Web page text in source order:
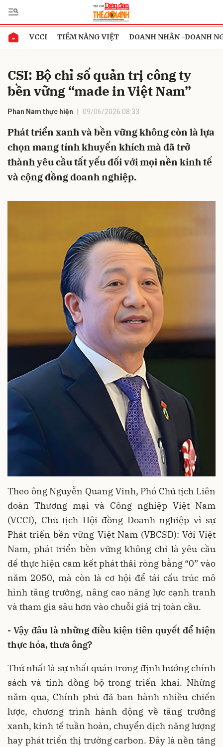
VCCI TIỀM NĂNG VIỆT DOANH NHÂN -DOANH
CSI: Bộ chỉ số quản trị công ty
bền vững “made in Việt Nam”
Phan Nam thực hiện 09/06/2026 08:33
Phát triển xanh và bền vững không còn là lựa
chọn mang tính khuyến khích mà đã trở
thành yêu cầu tất yếu đối với mọi nền kinh tế
và cộng đồng doanh nghiệp.
Theo ông Nguyễn Quang Vinh, Phó Chủ tịch Liên
đoàn Thương mại và Công nghiệp Việt Nam
(VCCI), Chủ tịch Hội đồng Doanh nghiệp vì sự
Phát triển bền vững Việt Nam (VBCSD): Với Việt
Nam, phát triển bền vững không chỉ là yêu cầu
để thực hiện cam kết phát thải ròng bằng “0” vào
năm 2050, mà còn là cơ hội để tái cấu trúc mô
hình tăng trưởng, nâng cao năng lực cạnh tranh
và tham gia sâu hơn vào chuỗi giá trị toàn cầu.
- Vậy đâu là những điều kiện tiên quyết để hiện
thực hóa, thưa ông?
Thứ nhất là sự nhất quán trong định hướng chính
sách và tính đồng bộ trong triển khai. Những
năm qua, Chính phủ đã ban hành nhiều chiến
lược, chương trình hành động về tăng trưởng
xanh, kinh tế tuần hoàn, chuyển dịch năng lượng
hay phát triển thị trường carbon. Đây là nền tảng
Gửi bình luận
Hủy